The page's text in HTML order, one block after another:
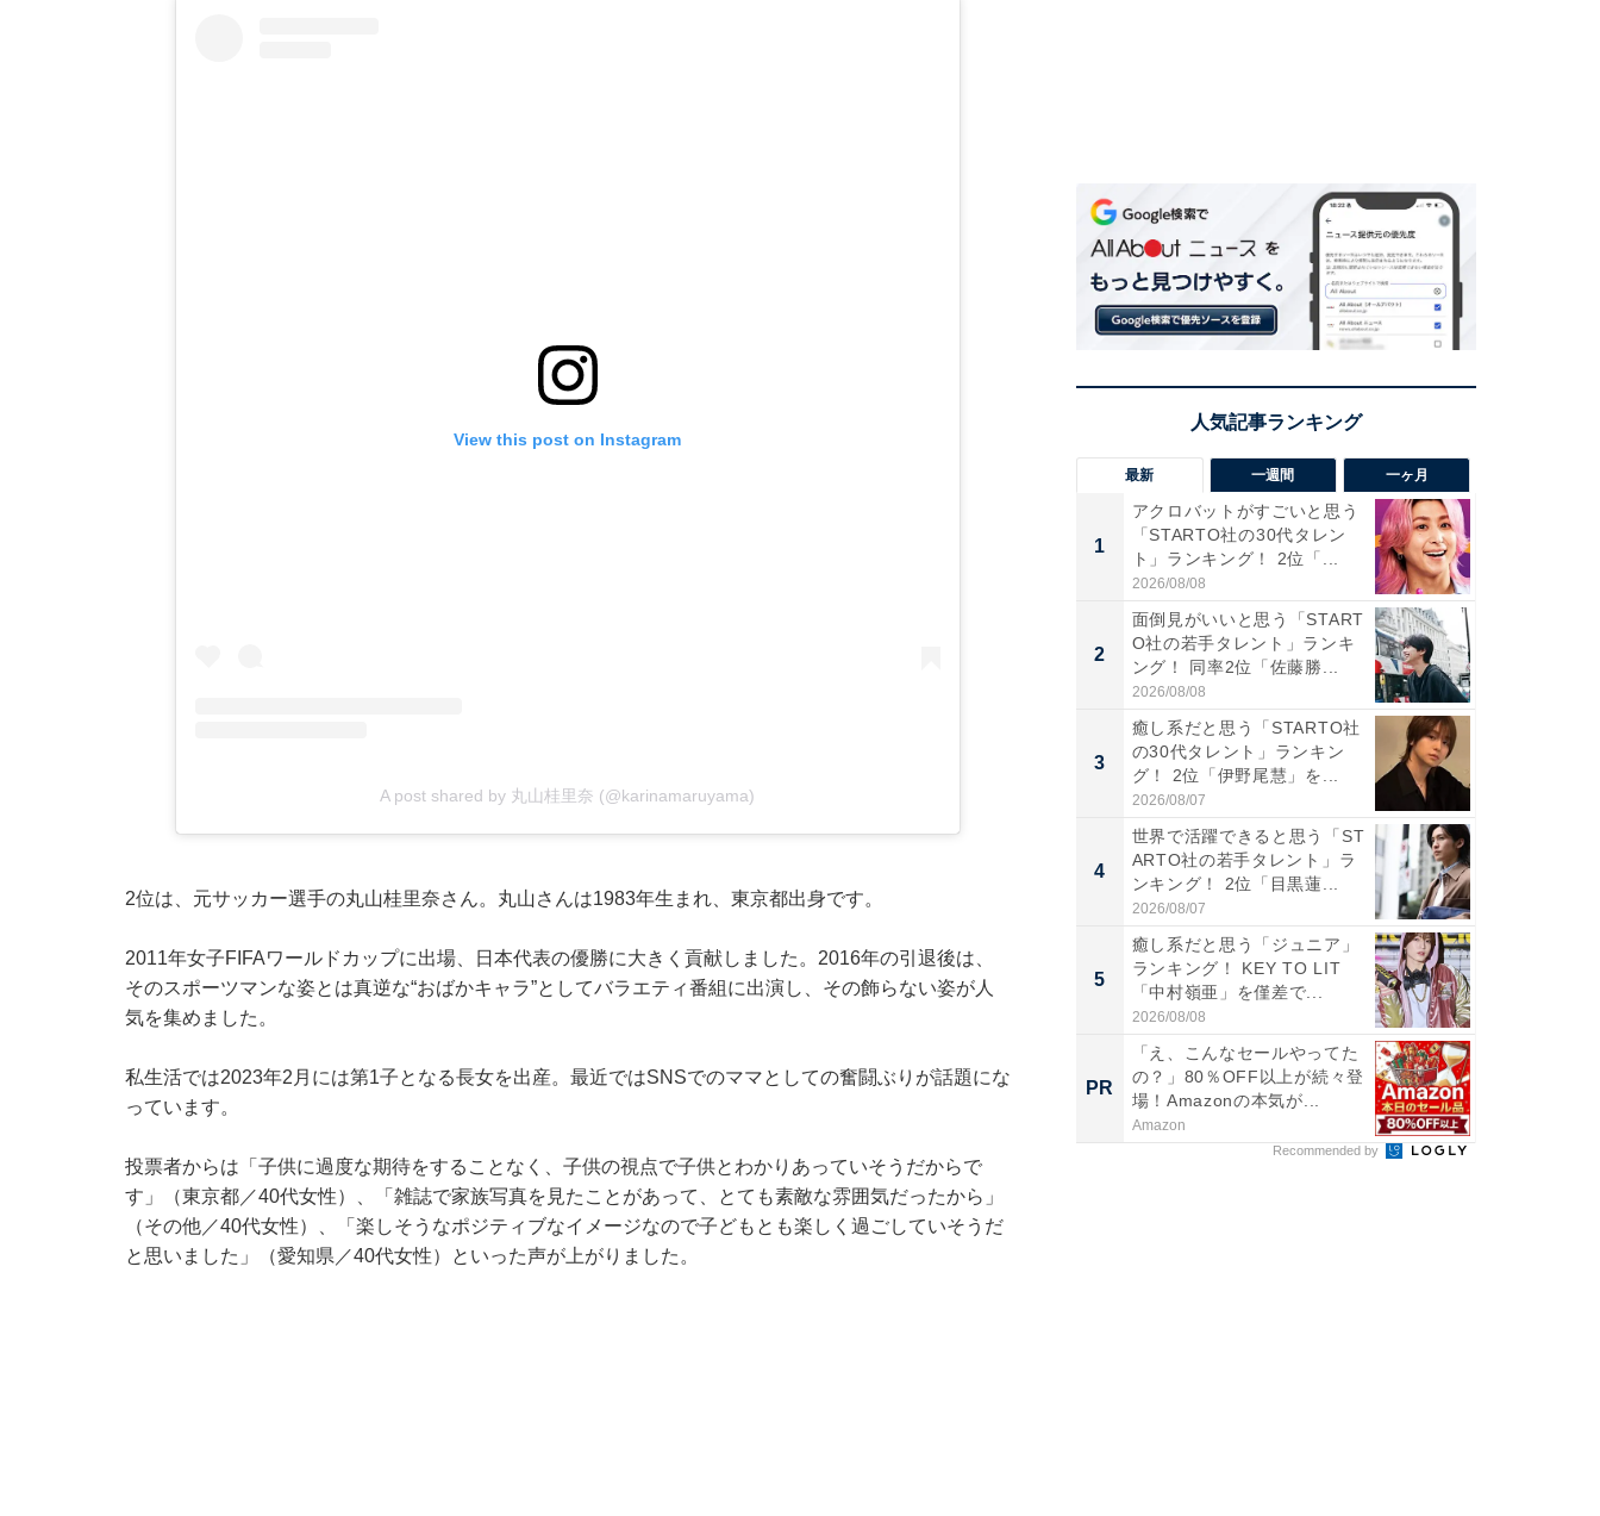
View this post on Instagram
A post shared by 丸山桂里奈 (@karinamaruyama)
2位は、元サッカー選手の丸山桂里奈さん。丸山さんは1983年生まれ、東京都出身です。
2011年女子FIFAワールドカップに出場、日本代表の優勝に大きく貢献しました。2016年の引退後は、
そのスポーツマンな姿とは真逆な“おばかキャラ”としてバラエティ番組に出演し、その飾らない姿が人
気を集めました。
私生活では2023年2月には第1子となる長女を出産。最近ではSNSでのママとしての奮闘ぶりが話題にな
っています。
投票者からは「子供に過度な期待をすることなく、子供の視点で子供とわかりあっていそうだからで
す」（東京都／40代女性）、「雑誌で家族写真を見たことがあって、とても素敵な雰囲気だったから」
（その他／40代女性）、「楽しそうなポジティブなイメージなので子どもとも楽しく過ごしていそうだ
と思いました」（愛知県／40代女性）といった声が上がりました。
最新 一週間 一ヶ月
1
アクロバットがすごいと思う
「STARTO社の30代タレン
ト」ランキング！ 2位「...
2026/08/08
2
面倒見がいいと思う「START
O社の若手タレント」ランキ
ング！ 同率2位「佐藤勝...
2026/08/08
3
癒し系だと思う「STARTO社
の30代タレント」ランキン
グ！ 2位「伊野尾慧」を...
2026/08/07
4
世界で活躍できると思う「ST
ARTO社の若手タレント」ラ
ンキング！ 2位「目黒蓮...
2026/08/07
5
癒し系だと思う「ジュニア」
ランキング！ KEY TO LIT
「中村嶺亜」を僅差で...
2026/08/08
PR
「え、こんなセールやってた
の？」80％OFF以上が続々登
場！Amazonの本気が...
Amazon
Recommended by